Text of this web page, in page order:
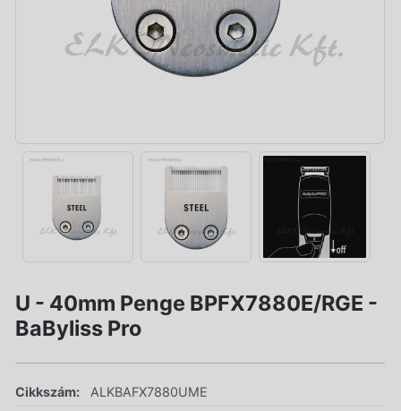
U - 40mm Penge BPFX7880E/RGE -
BaByliss Pro
Cikkszám:
ALKBAFX7880UME